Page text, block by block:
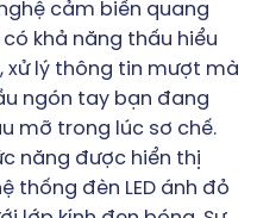
cảm biến quang
khả năng thấu hiểu
xử lý thông tin mượt mà
ngón tay bạn đang
mỡ trong lúc sơ chế.
năng được hiển thị
thống đèn LED ánh đỏ